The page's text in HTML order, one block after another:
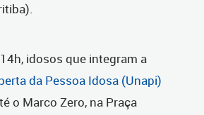
idosos que integram a
da Pessoa Idosa (Unapi)
o Marco Zero, na Praça